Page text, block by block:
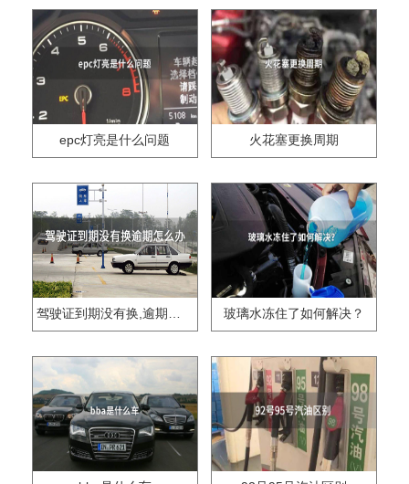
epc灯亮是什么问题 火花塞更换周期
驾驶证到期没有换,逾期怎么办?? 玻璃水冻住了如何解决？